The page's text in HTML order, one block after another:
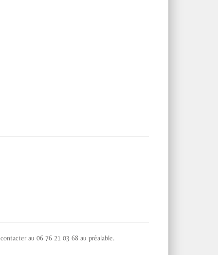
au 06 76 21 03 68 au préalable.